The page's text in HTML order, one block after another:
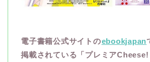
電子書籍公式サイトのebookjapan
掲載されている「プレミア